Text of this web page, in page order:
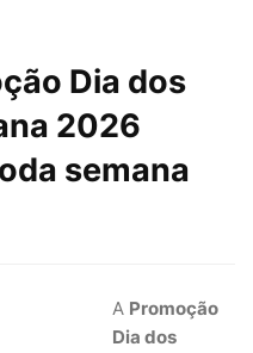
Dia dos
2026
semana
A Promoção
Dia dos